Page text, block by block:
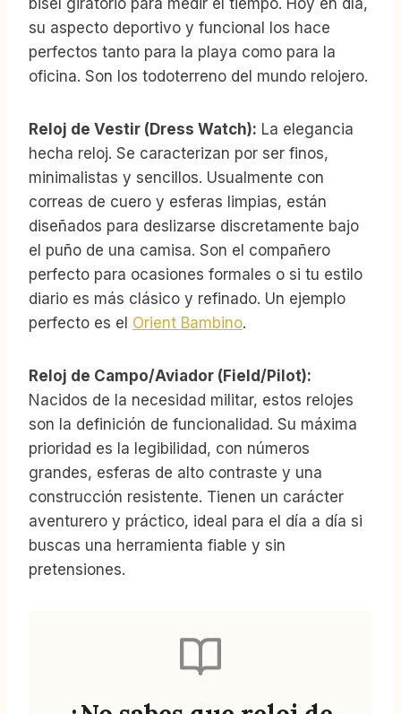
su aspecto deportivo y funcional los hace
perfectos tanto para la playa como para la
oficina. Son los todoterreno del mundo relojero.
Reloj de Vestir (Dress Watch): La elegancia
hecha reloj. Se caracterizan por ser finos,
minimalistas y sencillos. Usualmente con
correas de cuero y esferas limpias, están
diseñados para deslizarse discretamente bajo
el puño de una camisa. Son el compañero
perfecto para ocasiones formales o si tu estilo
diario es más clásico y refinado. Un ejemplo
perfecto es el Orient Bambino.
Reloj de Campo/Aviador (Field/Pilot):
Nacidos de la necesidad militar, estos relojes
son la definición de funcionalidad. Su máxima
prioridad es la legibilidad, con números
grandes, esferas de alto contraste y una
construcción resistente. Tienen un carácter
aventurero y práctico, ideal para el día a día si
buscas una herramienta fiable y sin
pretensiones.